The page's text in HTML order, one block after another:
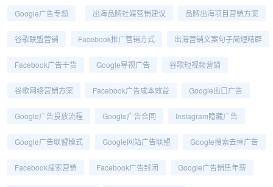
Google广告专题 出海品牌社媒营销建议 品牌出海项目营销方案
谷歌联盟营销 Facebook推广营销方式 出海营销文案句子简短精辟
Facebook广告干货 Google导视广告 谷歌短视频营销
谷歌网络营销方案 Facebook广告成本效益 Google出口广告
Google广告投放流程 Google广告合同 Instagram隐藏广告
Google广告联盟模式 Google网站广告联盟 Google搜索去掉广告
Facebook搜索营销 Facebook广告封闭 Google广告销售年薪